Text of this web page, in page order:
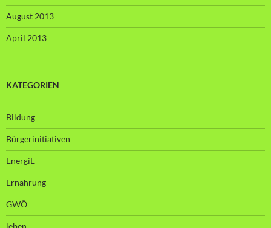
August 2013
April 2013
KATEGORIEN
Bildung
Bürgerinitiativen
EnergiE
Ernährung
GWÖ
leben